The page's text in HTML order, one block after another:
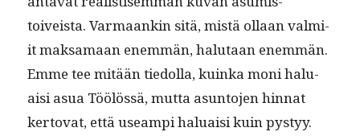
toiveista. Var­maankin sitä, mis­tä ollaan valmi­
it mak­samaan enem­män, halu­taan enem­män.
Emme tee mitään tiedol­la, kuin­ka moni halu­
aisi asua Töölössä, mut­ta asun­to­jen hin­nat
ker­to­vat, että use­ampi halu­aisi kuin pystyy.